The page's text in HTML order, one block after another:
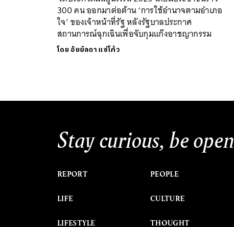
300 คน ออกมาต่อต้าน ‘การใช้อำนาจตามอำเภอ
ใจ’ ของเจ้าหน้าที่รัฐ หลังรัฐบาลประกาศ
สถานการณ์ฉุกเฉินเพื่อจับกุมแก๊งอาชญากรรม
โดย อัยย์ลดา แซ่โค้ว
Stay curious, be open
REPORT
LIFE
LIFESTYLE
PEOPLE
CULTURE
THOUGHT